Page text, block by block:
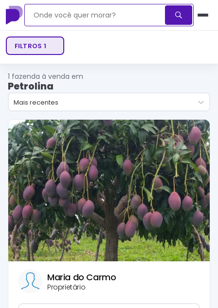
FILTROS 1
1 fazenda à venda em
Petrolina
Mais recentes
Maria do Carmo
Proprietário